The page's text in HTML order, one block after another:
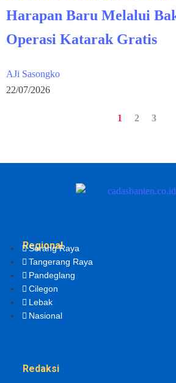
Harapan Baru Melalui
Operasi Katarak Gratis
AJi Sasongko
22/07/2026
1 2 3
Regional
Serang Raya
Tangerang Raya
Pandeglang
Cilegon
Lebak
Nasional
Redaksi